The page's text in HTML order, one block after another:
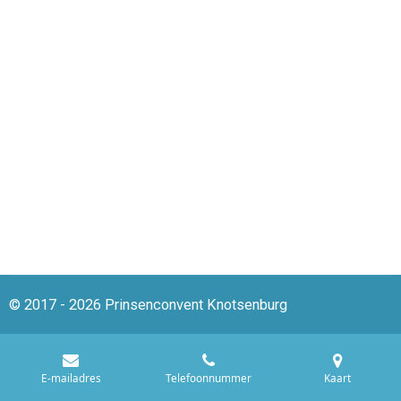
© 2017 - 2026 Prinsenconvent Knotsenburg
E-mailadres Telefoonnummer Kaart